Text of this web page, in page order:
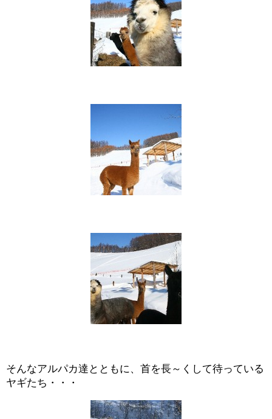
そんなアルパカ達とともに、首を長～くして待っている
ヤギたち・・・